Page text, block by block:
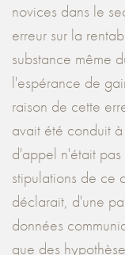
novices dans le
erreur sur la
substance même
l'espérance de
raison de cette
avait été conduit
d'appel n'était
stipulations de ce
déclarait, d'une
données
que des